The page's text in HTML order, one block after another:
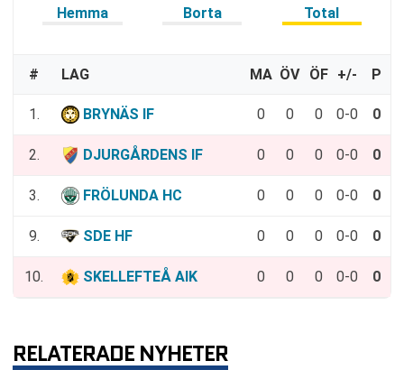
Hemma Borta Total
# LAG MA ÖV ÖF +/- P
1. BRYNÄS IF 0 0 0 0-0 0
2. DJURGÅRDENS IF 0 0 0 0-0 0
3. FRÖLUNDA HC 0 0 0 0-0 0
9. SDE HF 0 0 0 0-0 0
10. SKELLEFTEÅ AIK 0 0 0 0-0 0
RELATERADE NYHETER